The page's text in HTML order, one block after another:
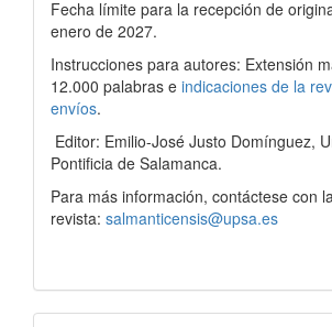
Fecha límite para la recepción de
enero de 2027.
Instrucciones para autores: Extensión
12.000 palabras e indicaciones de la
envíos.
Editor: Emilio-José Justo Domínguez,
Pontificia de Salamanca.
Para más información, contáctese con
revista: salmanticensis@upsa.es